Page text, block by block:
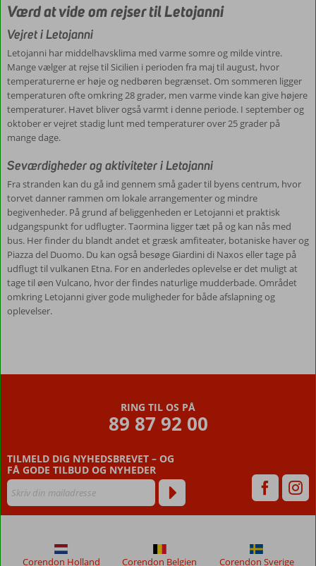
Værd at vide om rejser til Letojanni
Vejret i Letojanni
Letojanni har middelhavsklima med varme somre og milde vintre.
Mange vælger at rejse til Sicilien i perioden fra maj til august, hvor
temperaturerne er høje og nedbøren begrænset. Om sommeren ligger
temperaturen ofte omkring 28 grader, men varme vinde kan give højere
temperaturer. Havet bliver også varmt i denne periode. I september og
oktober er vejret stadig lunt med temperaturer over 25 grader på
mange dage.
Seværdigheder og aktiviteter i Letojanni
Fra stranden kan du gå ind gennem små gader til byens centrum, hvor
torvet danner rammen om lokale arrangementer og mindre
begivenheder. På grund af beliggenheden er Letojanni et praktisk
udgangspunkt for udflugter. Taormina ligger tæt på og kan nås med
bus. Her finder du blandt andet et græsk amfiteater, botaniske haver og
Piazza del Duomo. Du kan også besøge Giardini di Naxos eller tage på
udflugt til vulkanen Etna. For en anderledes oplevelse er det muligt at
tage til øen Vulcano, hvor der findes naturlige mudderbade. Området
omkring Letojanni giver gode muligheder for både afslapning og
oplevelser.
RING TIL OS PÅ
89 87 92 00
TILMELD DIG NYHEDSBREVET – OG
FÅ GODE TILBUD OG NYHEDER
Corendon Holland Corendon Belgien Corendon Sverige